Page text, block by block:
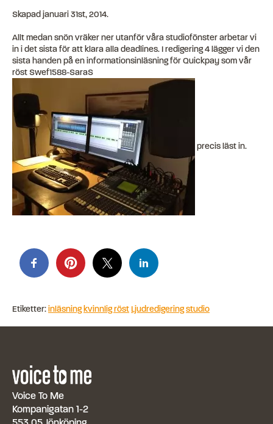
Skapad januari 31st, 2014.
Allt medan snön vräker ner utanför våra studiofönster arbetar vi
in i det sista för att klara alla deadlines. I redigering 4 lägger vi den
sista handen på en informationsinläsning för Quickpay som vår
röst Swef1588-SaraS
precis läst in.
Etiketter:inläsning kvinnlig röst Ljudredigeringstudio
Voice To Me
Kompanigatan 1-2